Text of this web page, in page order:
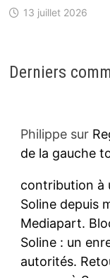
13 juillet 2026
Derniers
Philippesur
de la gauche
contribution à
Soline depuis
Mediapart.
Soline : un
autorités.